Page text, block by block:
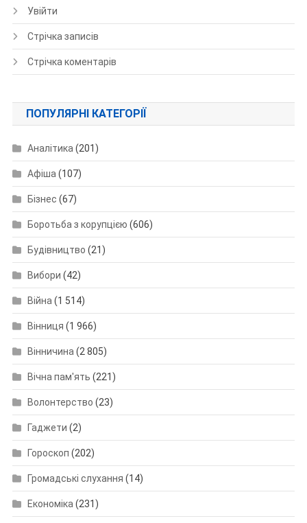
Увійти
Стрічка записів
Стрічка коментарів
ПОПУЛЯРНІ КАТЕГОРІЇ
Аналітика(201)
Афіша(107)
Бізнес (67)
Боротьба з корупцією (606)
Будівництво (21)
Вибори (42)
Війна(1 514)
Вінниця (1 966)
Вінничина(2 805)
Вічна пам'ять (221)
Волонтерство (23)
Гаджети (2)
Гороскоп (202)
Громадські слухання (14)
Економіка(231)